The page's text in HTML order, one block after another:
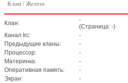
Клан / Железо
Клан:
-
(Страница: -)
Канал Irc:
-
Предыдущие кланы:
-
Процессор:
-
Материнка:
-
Оперативная память:
-
Экран:
-